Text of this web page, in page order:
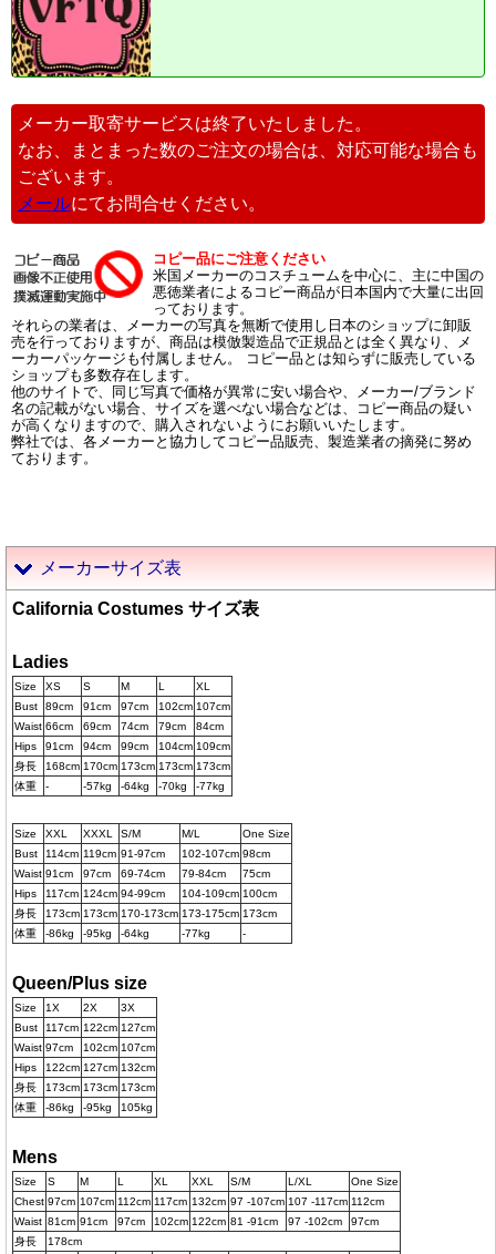
メーカー取寄サービスは終了いたしました。
なお、まとまった数のご注文の場合は、対応可能な場合も
ございます。
メールにてお問合せください。
コピー品にご注意ください
米国メーカーのコスチュームを中心に、主に中国の
悪徳業者によるコピー商品が日本国内で大量に出回
っております。
それらの業者は、メーカーの写真を無断で使用し日本のショップに卸販
売を行っておりますが、商品は模倣製造品で正規品とは全く異なり、メ
ーカーパッケージも付属しません。 コピー品とは知らずに販売している
ショップも多数存在します。
他のサイトで、同じ写真で価格が異常に安い場合や、メーカー/ブランド
名の記載がない場合、サイズを選べない場合などは、コピー商品の疑い
が高くなりますので、購入されないようにお願いいたします。
弊社では、各メーカーと協力してコピー品販売、製造業者の摘発に努め
ております。
メーカーサイズ表
California Costumes サイズ表
Ladies
Size XS S M L
XL
Bust
89cm 91cm 97cm 102cm 107cm
Waist 66cm 69cm 74cm 79cm
84cm
Hips
91cm 94cm 99cm 104cm 109cm
身長
168cm 170cm 173cm 173cm 173cm
体重
- -57kg -64kg -70kg -77kg
Size XXL XXXL S/M M/L
One Size
Bust
114cm 119cm 91-97cm 102-107cm 98cm
Waist 91cm 97cm 69-74cm 79-84cm
75cm
Hips
117cm 124cm 94-99cm 104-109cm 100cm
身長
173cm 173cm 170-173cm 173-175cm 173cm
体重
-86kg -95kg -64kg -77kg -
Queen/Plus size
Size 1X 2X
3X
Bust
117cm 122cm 127cm
Waist 97cm 102cm 107cm
Hips
122cm 127cm 132cm
身長
173cm 173cm 173cm
体重
-86kg -95kg 105kg
Mens
Size S M L XL XXL S/M L/XL
One Size
Chest 97cm 107cm 112cm 117cm 132cm 97 -107cm 107 -117cm 112cm
Waist 81cm 91cm 97cm 102cm 122cm 81 -91cm 97 -102cm
97cm
身長
178cm